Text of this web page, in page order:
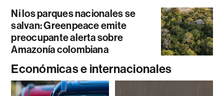
Ni los parques nacionales se
salvan: Greenpeace emite
preocupante alerta sobre
Amazonía colombiana
Económicas e internacionales